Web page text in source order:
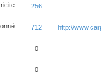
256
712 http://
0
0